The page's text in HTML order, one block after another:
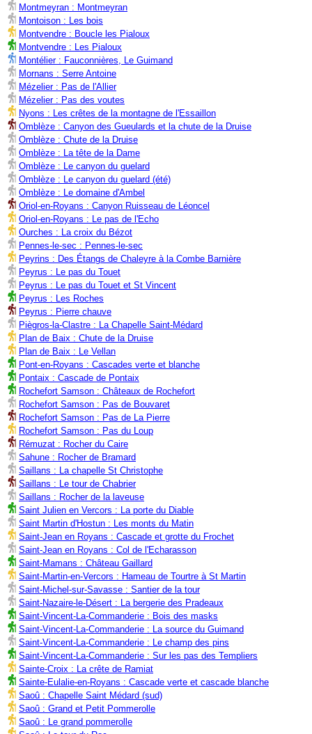
Montmeyran : Montmeyran
Montoison : Les bois
Montvendre : Boucle les Pialoux
Montvendre : Les Pialoux
Montélier : Fauconnières, Le Guimand
Mornans : Serre Antoine
Mézelier : Pas de l'Allier
Mézelier : Pas des voutes
Nyons : Les crêtes de la montagne de l'Essaillon
Omblèze : Canyon des Gueulards et la chute de la Druise
Omblèze : Chute de la Druise
Omblèze : La tête de la Dame
Omblèze : Le canyon du guelard
Omblèze : Le canyon du guelard (été)
Omblèze : Le domaine d'Ambel
Oriol-en-Royans : Canyon Ruisseau de Léoncel
Oriol-en-Royans : Le pas de l'Echo
Ourches : La croix du Bézot
Pennes-le-sec : Pennes-le-sec
Peyrins : Des Étangs de Chaleyre à la Combe Barnière
Peyrus : Le pas du Touet
Peyrus : Le pas du Touet et St Vincent
Peyrus : Les Roches
Peyrus : Pierre chauve
Piègros-la-Clastre : La Chapelle Saint-Médard
Plan de Baix : Chute de la Druise
Plan de Baix : Le Vellan
Pont-en-Royans : Cascades verte et blanche
Pontaix : Cascade de Pontaix
Rochefort Samson : Châteaux de Rochefort
Rochefort Samson : Pas de Bouvaret
Rochefort Samson : Pas de La Pierre
Rochefort Samson : Pas du Loup
Rémuzat : Rocher du Caire
Sahune : Rocher de Bramard
Saillans : La chapelle St Christophe
Saillans : Le tour de Chabrier
Saillans : Rocher de la laveuse
Saint Julien en Vercors : La porte du Diable
Saint Martin d'Hostun : Les monts du Matin
Saint-Jean en Royans : Cascade et grotte du Frochet
Saint-Jean en Royans : Col de l'Echarasson
Saint-Mamans : Château Gaillard
Saint-Martin-en-Vercors : Hameau de Tourtre à St Martin
Saint-Michel-sur-Savasse : Santier de la tour
Saint-Nazaire-le-Désert : La bergerie des Pradeaux
Saint-Vincent-La-Commanderie : Bois des masks
Saint-Vincent-La-Commanderie : La source du Guimand
Saint-Vincent-La-Commanderie : Le champ des pins
Saint-Vincent-La-Commanderie : Sur les pas des Templiers
Sainte-Croix : La crête de Ramiat
Sainte-Eulalie-en-Royans : Cascade verte et cascade blanche
Saoû : Chapelle Saint Médard (sud)
Saoû : Grand et Petit Pommerolle
Saoû : Le grand pommerolle